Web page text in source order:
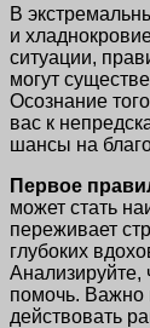
В
и
ситуации,
могут
Осознание
вас к
шансы на
Первое
может стать
переживает
глубоких
Анализируйте,
помочь. Важно
действовать